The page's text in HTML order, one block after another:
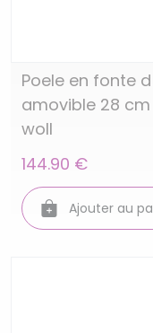
Poele en fonte
amovible 28
woll
144.90 €
Ajouter au